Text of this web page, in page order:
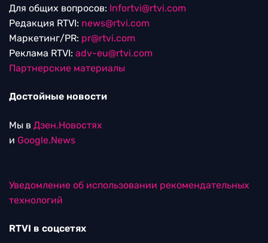
Для общих вопросов: Infortvi@rtvi.com
Редакция RTVI: news@rtvi.com
Маркетинг/PR: pr@rtvi.com
Реклама RTVI: adv-eu@rtvi.com
Партнерские материалы
Достойные новости
Мы в Дзен.Новостях
и Google.News
Уведомление об использовании рекомендательных
технологий
RTVI в соцсетях